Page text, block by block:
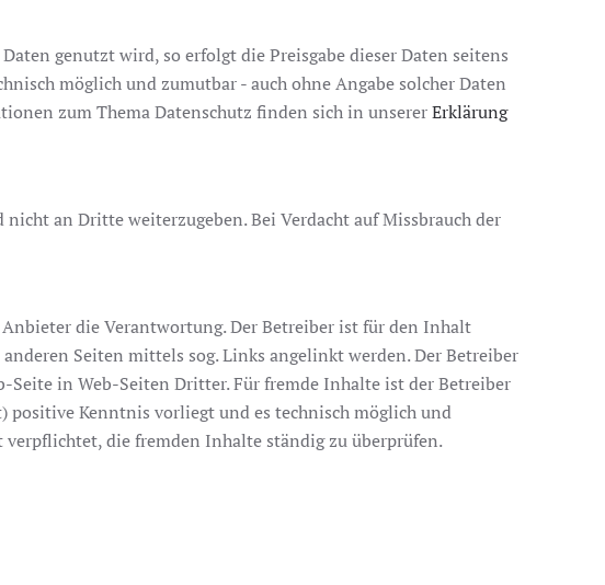
genutzt wird, so erfolgt die Preisgabe dieser Daten seitens
möglich und zumutbar - auch ohne Angabe solcher Daten
zum Thema Datenschutz finden sich in unsererErklärung
an Dritte weiterzugeben. Bei Verdacht auf Missbrauch der
die Verantwortung. Der Betreiber ist für den Inhalt
Seiten mittels sog. Links angelinkt werden. Der Betreiber
in Web-Seiten Dritter. Für fremde Inhalte ist der Betreiber
Kenntnis vorliegt und es technisch möglich und
die fremden Inhalte ständig zu überprüfen.